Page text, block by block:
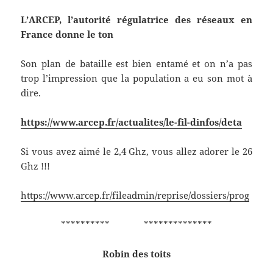
L’ARCEP, l’autorité régulatrice des réseaux en
France donne le ton
Son plan de bataille est bien entamé et on n’a pas
trop l’impression que la population a eu son mot à
dire.
https://www.arcep.fr/actualites/le-fil-dinfos/deta
Si vous avez aimé le 2,4 Ghz, vous allez adorer le 26
Ghz !!!
https://www.arcep.fr/fileadmin/reprise/dossiers/prog
********** **************
Robin des toits